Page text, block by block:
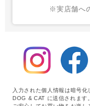
※実店舗へ
入力された個人情報は暗号
DOG & CAT に送信されます。